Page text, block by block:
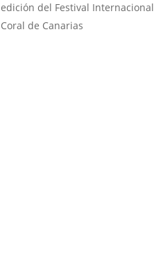
edición del Festival
Coral de Canarias